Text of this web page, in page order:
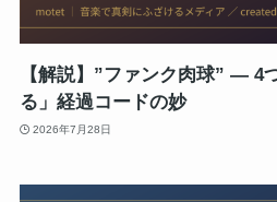
【解説】”ファンク肉球” ― 4
る」経過コードの妙
2026年7月28日